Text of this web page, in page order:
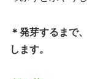
＊発芽するまで
します。